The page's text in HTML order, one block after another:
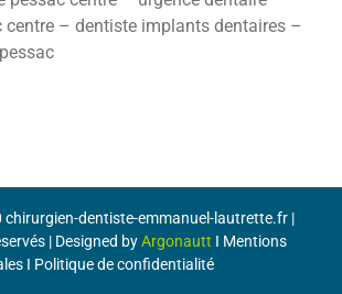
centre – dentiste implants dentaires –
chirurgien-dentiste-emmanuel-lautrette.fr |
| Designed byArgonautt I Mentions
I Politique de confidentialité